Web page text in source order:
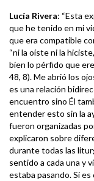
Lucía Rivera: “Esta
que he tenido en mi
que era compatible
“ni la oíste ni la
bien lo pérfido que
48, 8). Me abrió los
es una relación
encuentro sino Él
entender esto sin la
fueron organizadas
explicaron sobre
durante todas las
sentido a cada una y
estaba pasando. Si